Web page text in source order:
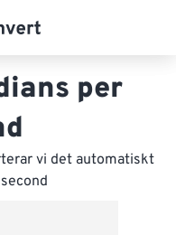
per
vi det automatiskt